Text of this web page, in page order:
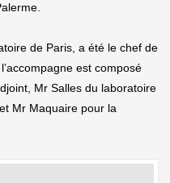
de Paris, a été le chef de
est composé
Mr Salles du laboratoire
Mr Maquaire pour la